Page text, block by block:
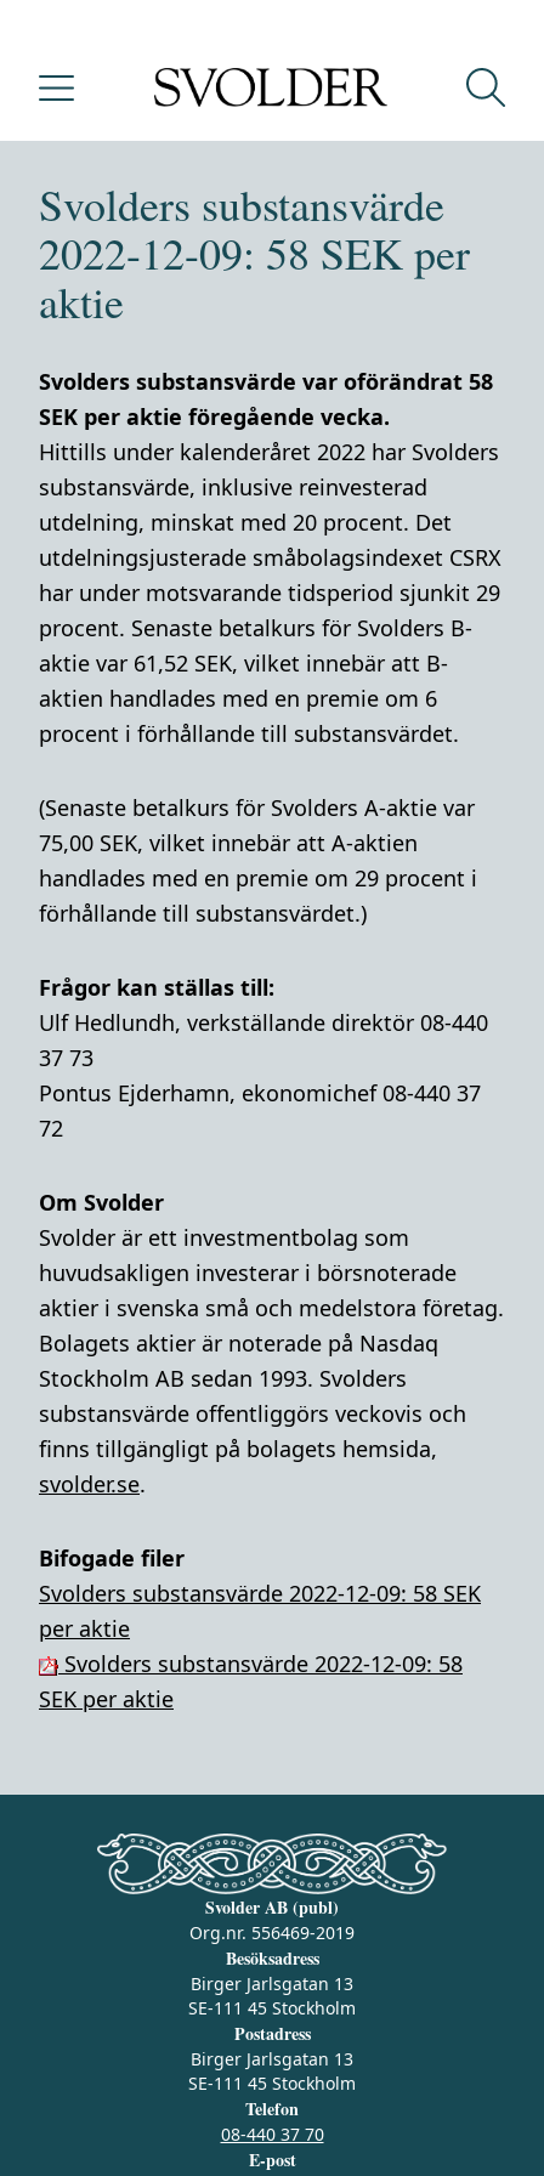
Svolders substansvärde
2022-12-09: 58 SEK per
aktie
Svolders substansvärde var oförändrat 58
SEK per aktie föregående vecka.
Hittills under kalenderåret 2022 har Svolders
substansvärde, inklusive reinvesterad
utdelning, minskat med 20 procent. Det
utdelningsjusterade småbolagsindexet CSRX
har under motsvarande tidsperiod sjunkit 29
procent. Senaste betalkurs för Svolders B-
aktie var 61,52 SEK, vilket innebär att B-
aktien handlades med en premie om 6
procent i förhållande till substansvärdet.
(Senaste betalkurs för Svolders A-aktie var
75,00 SEK, vilket innebär att A-aktien
handlades med en premie om 29 procent i
förhållande till substansvärdet.)
Frågor kan ställas till:
Ulf Hedlundh, verkställande direktör 08-440
37 73
Pontus Ejderhamn, ekonomichef 08-440 37
72
Om Svolder
Svolder är ett investmentbolag som
huvudsakligen investerar i börsnoterade
aktier i svenska små och medelstora företag.
Bolagets aktier är noterade på Nasdaq
Stockholm AB sedan 1993. Svolders
substansvärde offentliggörs veckovis och
finns tillgängligt på bolagets hemsida,
svolder.se.
Bifogade filer
Svolders substansvärde 2022-12-09: 58 SEK
per aktie
Svolders substansvärde 2022-12-09: 58
SEK per aktie
Svolder AB (publ)
Org.nr. 556469-2019
Besöksadress
Birger Jarlsgatan 13
SE-111 45 Stockholm
Postadress
Birger Jarlsgatan 13
SE-111 45 Stockholm
Telefon
08-440 37 70
E-post